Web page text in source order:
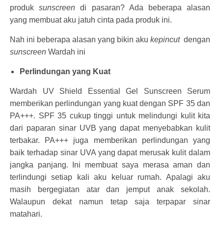
produksunscreen di pasaran? Ada beberapa alasan
yang membuat aku jatuh cinta pada produk ini.
Nah ini beberapa alasan yang bikin aku kepincut dengan
sunscreen Wardah ini
Perlindungan yang Kuat
Wardah UV Shield Essential Gel Sunscreen Serum
memberikan perlindungan yang kuat dengan SPF 35 dan
PA+++. SPF 35 cukup tinggi untuk melindungi kulit kita
dari paparan sinar UVB yang dapat menyebabkan kulit
terbakar. PA+++ juga memberikan perlindungan yang
baik terhadap sinar UVA yang dapat merusak kulit dalam
jangka panjang. Ini membuat saya merasa aman dan
terlindungi setiap kali aku keluar rumah. Apalagi aku
masih bergegiatan atar dan jemput anak sekolah.
Walaupun dekat namun tetap saja terpapar sinar
matahari.